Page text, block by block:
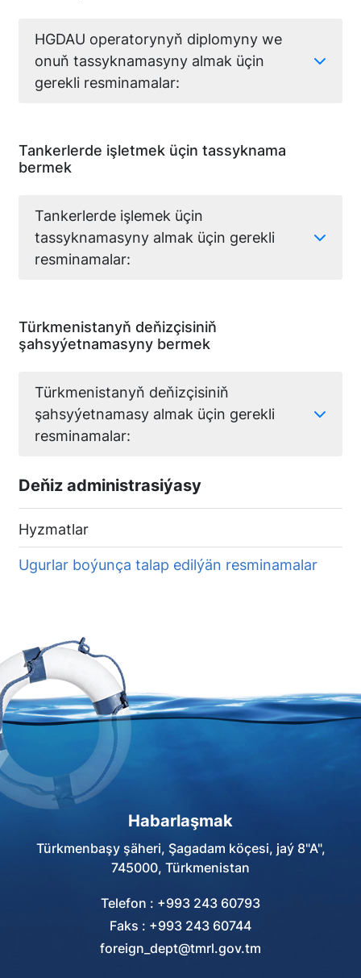
HGDAU operatorynyň diplomyny we
onuň tassyknamasyny almak üçin
gerekli resminamalar:
Tankerlerde işletmek üçin tassyknama
bermek
Tankerlerde işlemek üçin
tassyknamasyny almak üçin gerekli
resminamalar:
Türkmenistanyň deňizçisiniň
şahsyýetnamasyny bermek
Türkmenistanyň deňizçisiniň
şahsyýetnamasy almak üçin gerekli
resminamalar:
Deňiz administrasiýasy
Hyzmatlar
Ugurlar boýunça talap edilýän resminamalar
Habarlaşmak
Türkmenbaşy şäheri, Şagadam köçesi, jaý 8"A",
745000, Türkmenistan
Telefon : +993 243 60793
Faks : +993 243 60744
foreign_dept@tmrl.gov.tm